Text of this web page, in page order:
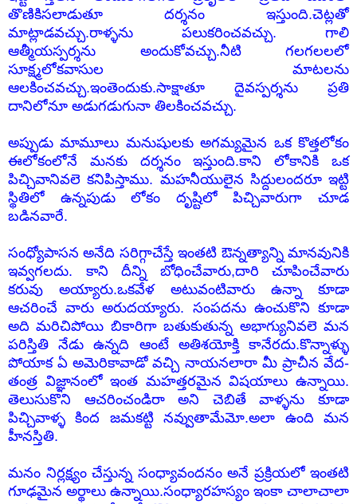
తొణికిసలాడుతూ దర్శనం ఇస్తుంది.చెట్లతో
మాట్లాడవచ్చు.రాళ్ళను పలుకరించవచ్చు. గాలి
ఆత్మీయస్పర్శను అందుకోవచ్చు.నీటి గలగలలలో
సూక్ష్మలోకవాసుల మాటలను
ఆలకించవచ్చు.ఇంతెందుకు.సాక్షాతూ దైవస్పర్శను ప్రతి
దానిలోనూ అడుగడుగునా తిలకించవచ్చు.
అప్పుడు మామూలు మనుషులకు అగమ్యమైన ఒక కొత్తలోకం
ఈలోకంలోనే మనకు దర్శనం ఇస్తుంది.కాని లోకానికి ఒక
పిచ్చివానివలె కనిపిస్తాము. మహనీయులైన సిద్దులందరూ ఇట్టి
స్థితిలో ఉన్నపుడు లోకం దృష్టిలో పిచ్చివారుగా చూడ
బడినవారే.
సంధ్యోపాసన అనేది సరిగ్గాచేస్తే ఇంతటి ఔన్నత్యాన్ని మానవునికి
ఇవ్వగలదు. కాని దీన్ని బోధించేవారు,దారి చూపించేవారు
కరువు అయ్యారు.ఒకవేళ అటువంటివారు ఉన్నా కూడా
ఆచరించే వారు అరుదయ్యారు. సంపదను ఉంచుకొని కూడా
అది మరిచిపోయి బికారిగా బతుకుతున్న అభాగ్యునివలె మన
పరిస్తితి నేడు ఉన్నది ఆంటే అతిశయోక్తి కానేరదు.కొన్నాళ్ళు
పోయాక ఏ అమెరికావాడో వచ్చి నాయనలారా మీ ప్రాచీన వేద-
తంత్ర విజ్ఞానంలో ఇంత మహత్తరమైన విషయాలు ఉన్నాయి.
తెలుసుకొని ఆచరించండిరా అని చెబితే వాళ్ళను కూడా
పిచ్చివాళ్ళ కింద జమకట్టి నవ్వుతామేమో.అలా ఉంది మన
హీనస్తితి.
మనం నిర్లక్ష్యం చేస్తున్న సంధ్యావందనం అనే ప్రక్రియలో ఇంతటి
గూఢమైన అర్థాలు ఉన్నాయి.సంధ్యారహస్యం ఇంకా చాలాచాలా